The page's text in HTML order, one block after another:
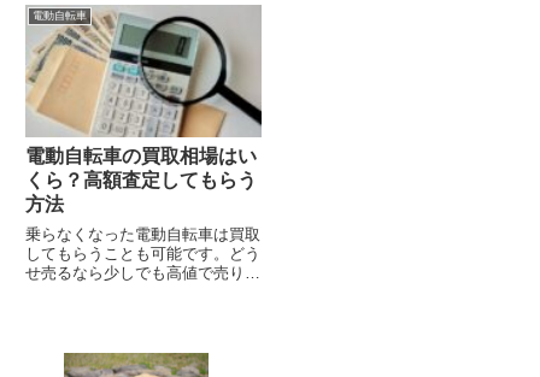
なのか解説します。タイヤを交換
する時のポイントも合わせて紹介
します。
電動自転車
電動自転車の買取相場はい
くら？高額査定してもらう
方法
乗らなくなった電動自転車は買取
してもらうことも可能です。どう
せ売るなら少しでも高値で売りた